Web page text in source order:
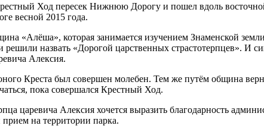
Ход пересек Нижнюю Дорогу и пошел вдоль
весной 2015 года.
«Алёша», которая занимается изучением Знаменской
назвать «Дорогой царственных страстотерпцев».
Алексия.
Креста был совершен молебен. Тем же путём община
пока совершался Крестный Ход.
царевича Алексия хочется выразить благодарность
на территории парка.